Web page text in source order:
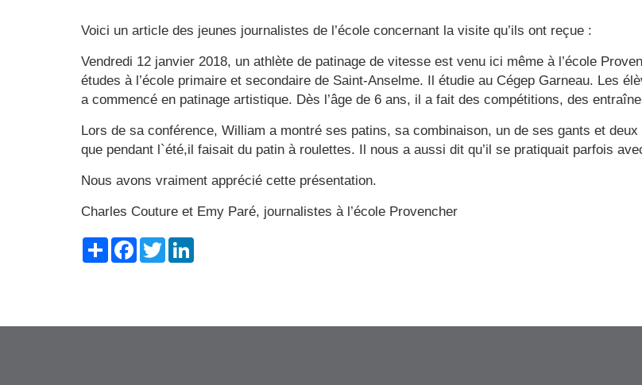
Voici un article des jeunes journalistes de l’école concernant la visite qu’ils ont reçue :
Vendredi 12 janvier 2018, un athlète de patinage de vitesse est venu ici même à l’école
études à l’école primaire et secondaire de Saint-Anselme. Il étudie au Cégep Garneau. Les
a commencé en patinage artistique. Dès l’âge de 6 ans, il a fait des compétitions, des
Lors de sa conférence, William a montré ses patins, sa combinaison, un de ses gants et
que pendant l`été,il faisait du patin à roulettes. Il nous a aussi dit qu’il se pratiquait parfois
Nous avons vraiment apprécié cette présentation.
Charles Couture et Emy Paré, journalistes à l’école Provencher
ShareFacebook
Twitter